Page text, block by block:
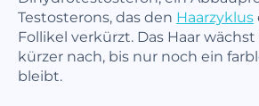
Testosterons, das den Haarzyklus
Follikel verkürzt. Das Haar
kürzer nach, bis nur noch ein
bleibt.